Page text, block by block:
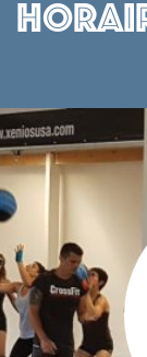
Nos